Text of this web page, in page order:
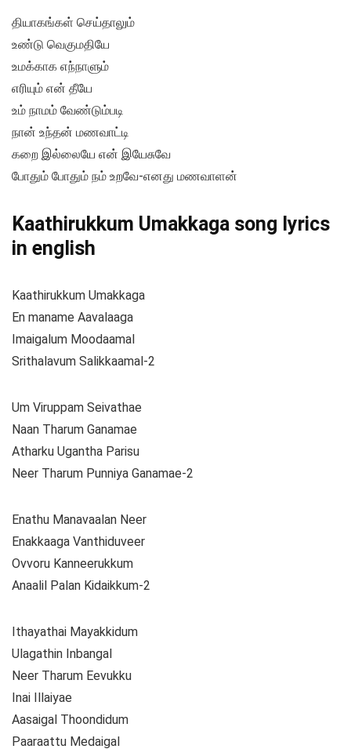
தியாகங்கள் செய்தாலும்
உண்டு வெகுமதியே
உமக்காக எந்நாளும்
எரியும் என் தீயே
உம் நாமம் வேண்டும்படி
நான் உந்தன் மணவாட்டி
கறை இல்லையே என் இயேசுவே
போதும் போதும் நம் உறவே-எனது மணவாளன்
Kaathirukkum Umakkaga song lyrics
in english
Kaathirukkum Umakkaga
En maname Aavalaaga
Imaigalum Moodaamal
Srithalavum Salikkaamal-2
Um Viruppam Seivathae
Naan Tharum Ganamae
Atharku Ugantha Parisu
Neer Tharum Punniya Ganamae-2
Enathu Manavaalan Neer
Enakkaaga Vanthiduveer
Ovvoru Kanneerukkum
Anaalil Palan Kidaikkum-2
Ithayathai Mayakkidum
Ulagathin Inbangal
Neer Tharum Eevukku
Inai Illaiyae
Aasaigal Thoondidum
Paaraattu Medaigal